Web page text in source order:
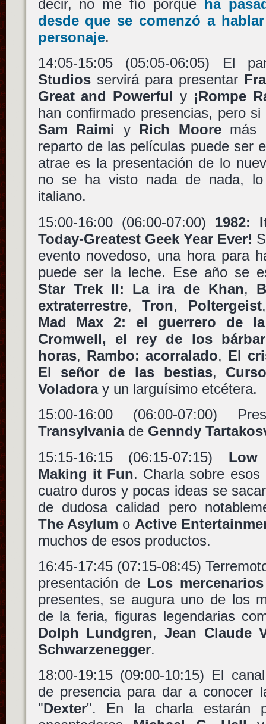
decir, no me fío porque ha
desde que se comenzó a
personaje.
14:05-15:05 (05:05-06:05) El
Studiosservirá para presentar
Great and Powerful y ¡Rompe
han confirmado presencias, pero
Sam Raimi y Rich Mooremás
reparto de las películas puede ser
atrae es la presentación de lo
no se ha visto nada de nada,
italiano.
15:00-16:00 (06:00-07:00) 1982:
Today-Greatest Geek Year Ever!
evento novedoso, una hora para
puede ser la leche. Ese año se
Star Trek II: La ira de Khan,
extraterrestre,Tron, Poltergeist
Mad Max 2: el guerrero de la
Cromwell, el rey de los
horas, Rambo: acorralado, El
El señor de las bestias,
Voladoray un larguísimo etcétera.
15:00-16:00 (06:00-07:00)
Transylvaniade Genndy
15:15-16:15 (06:15-07:15) Low
Making it Fun. Charla sobre
cuatro duros y pocas ideas se
de dudosa calidad pero
The Asylum o Active
muchos de esos productos.
16:45-17:45 (07:15-08:45)
presentación de Los
presentes, se augura uno de los
de la feria, figuras legendarias
Dolph Lundgren, Jean Claude
Schwarzenegger.
18:00-19:15 (09:00-10:15) El
de presencia para dar a conocer
"Dexter". En la charla estarán